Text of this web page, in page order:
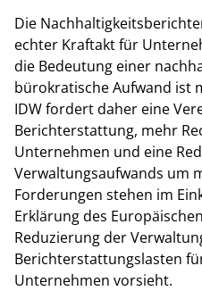
Die
echter Kraftakt für
die Bedeutung einer
bürokratische Aufwand ist
IDW fordert daher eine
Berichterstattung, mehr
Unternehmen und eine
Verwaltungsaufwands um
Forderungen stehen im
Erklärung des
Reduzierung der
Berichterstattungslasten
Unternehmen vorsieht.